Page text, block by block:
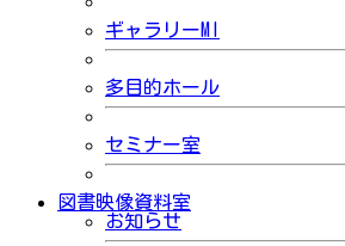
ギャラリーMI
多目的ホール
セミナー室
図書映像資料室
お知らせ